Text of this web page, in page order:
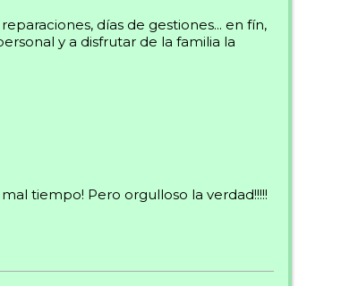
días de gestiones... en fín,
y a disfrutar de la familia la
tiempo! Pero orgulloso la verdad!!!!!